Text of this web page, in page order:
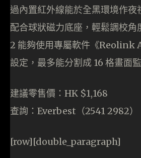
過內置紅外線能於全黑環境作夜
配合球狀磁力底座，輕鬆調校
2 能夠使用專屬軟件《Reolink
設定，最多能分割成 16 格畫面
建議零售價：HK $1,168
查詢：Everbest（2541 2982）
[row][double_paragraph]